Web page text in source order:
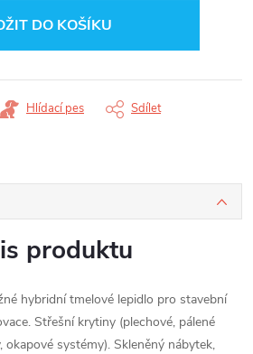
DO KOŠÍKU
Hlídací pes Sdílet
produktu
hybridní tmelové lepidlo pro stavební
Střešní krytiny (plechové, pálené
okapové systémy). Skleněný nábytek,